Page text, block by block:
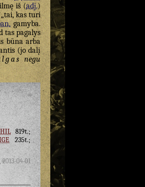
iš (adj.)
kas turi
gamyba.
tas pagalys
būna arba
(jo dalį
negu
819t.;
235t.;
,2013-04-01